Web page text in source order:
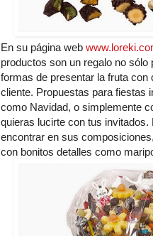
En su página web
productos son un regalo no
formas de presentar la fruta
cliente. Propuestas para fiestas
como Navidad, o simplemente
quieras lucirte con tus
encontrar en sus
con bonitos detalles como